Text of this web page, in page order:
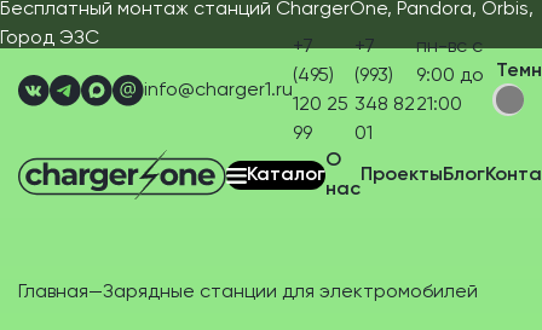
Бесплатный монтаж станций ChargerOne, Pandora, Orbis,
Город ЭЗС
info@charger1.ru
+7
(495)
120 25
99
+7
(993)
348 82
01
пн-вс с
9:00 до
21:00
Каталог
О
нас
ПроектыБлог
Главная—Зарядные станции для электромобилей